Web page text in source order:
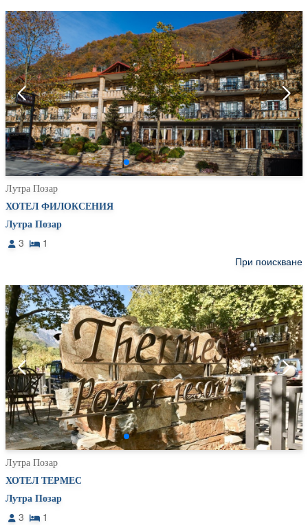
Лутра Позар
ХОТЕЛ ФИЛОКСЕНИЯ
Лутра Позар
3
1
При поискване
Лутра Позар
ХОТЕЛ ТЕРМЕС
Лутра Позар
3
1